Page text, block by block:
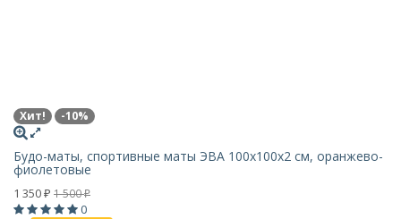
Хит! -10%
Будо-маты, спортивные маты ЭВА 100х100x2 см, оранжево-
фиолетовые
1 350 ₽ 1 500₽
0